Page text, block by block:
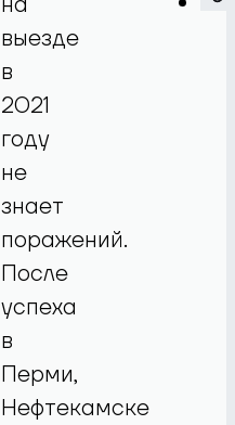
выезде
в
2021
году
не
знает
поражений.
После
успеха
в
Перми,
Нефтекамске